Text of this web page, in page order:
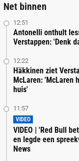
Net binnen
12:51
Antonelli onthult
Verstappen: 'Denk
12:22
Häkkinen ziet
McLaren: 'McLaren
huis'
11:57
VIDEO
VIDEO | 'Red Bull
en legde een
News